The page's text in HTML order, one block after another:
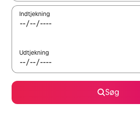
Indtjekning
Udtjekning
Søg